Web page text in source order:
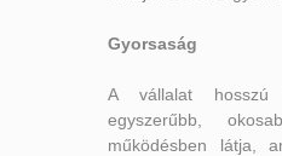
Gyorsaság
A vállalat
egyszerűbb,
működésben látja,